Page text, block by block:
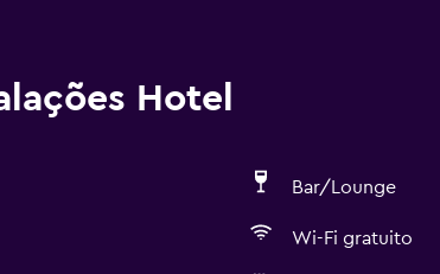
Hotel
Bar/Lounge
Wi-Fi gratuito